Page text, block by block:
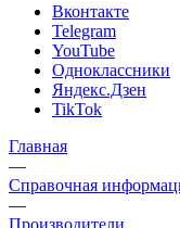
Вконтакте
Telegram
YouTube
Одноклассники
Яндекс.Дзен
TikTok
Главная
—
Справочная
—
Производители